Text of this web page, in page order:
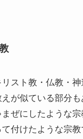
スト教・仏教・
が似ている部分も
ぜにしたような
付けたような宗